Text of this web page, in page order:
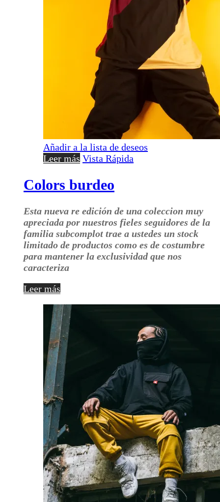
Añadir a la lista de deseos
Leer más Vista Rápida
Colors burdeo
Esta nueva re edición de una coleccion muy
apreciada por nuestros fieles seguidores de la
familia subcomplot trae a ustedes un stock
limitado de productos como es de costumbre
para mantener la exclusividad que nos
caracteriza
Leer más